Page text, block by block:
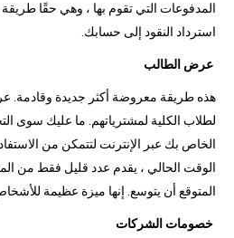
المدفوعات التي تقوم بها ، وهي حقًا طريقة
استرداد النقود إلى حسابك.
عرض الطالب
هذه طريقة معروضة أكثر جديدة وقادمة.
لطلاب الكلية لمشترياتهم. ما عليك سوى
الخاص بك عبر الإنترنت لتتمكن من
الوقت الحالي ، يقدم عدد قليل فقط من
المتوقع أن يتوسع. إنها ميزة عظيمة
خصومات الشركات